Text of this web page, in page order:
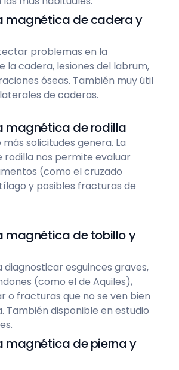
magnética de cadera y
problemas en la
la cadera, lesiones del labrum,
óseas. También muy útil
de caderas.
magnética de rodilla
más solicitudes genera. La
rodilla nos permite evaluar
(como el cruzado
y posibles fracturas de
magnética de tobillo y
esguinces graves,
(como el de Aquiles),
o fracturas que no se ven bien
También disponible en estudio
magnética de pierna y